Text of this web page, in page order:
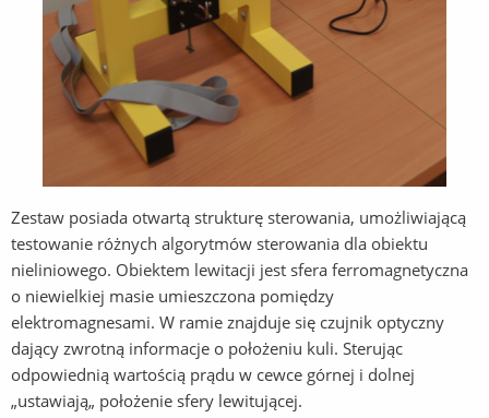
Zestaw posiada otwartą strukturę sterowania, umożliwiającą
testowanie różnych algorytmów sterowania dla obiektu
nieliniowego. Obiektem lewitacji jest sfera ferromagnetyczna
o niewielkiej masie umieszczona pomiędzy
elektromagnesami. W ramie znajduje się czujnik optyczny
dający zwrotną informacje o położeniu kuli. Sterując
odpowiednią wartością prądu w cewce górnej i dolnej
„ustawiają„ położenie sfery lewitującej.